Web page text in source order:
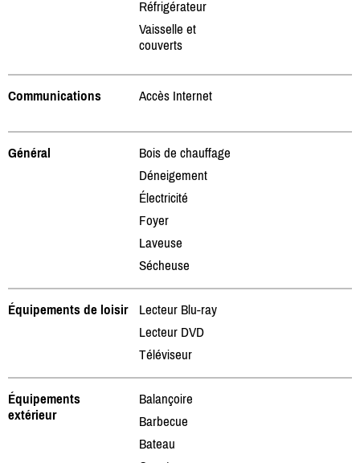
Réfrigérateur
Vaisselle et
couverts
Communications Accès Internet
Général
Bois de chauffage
Déneigement
Électricité
Foyer
Laveuse
Sécheuse
Équipements de loisir
Lecteur Blu-ray
Lecteur DVD
Téléviseur
Équipements
extérieur
Balançoire
Barbecue
Bateau